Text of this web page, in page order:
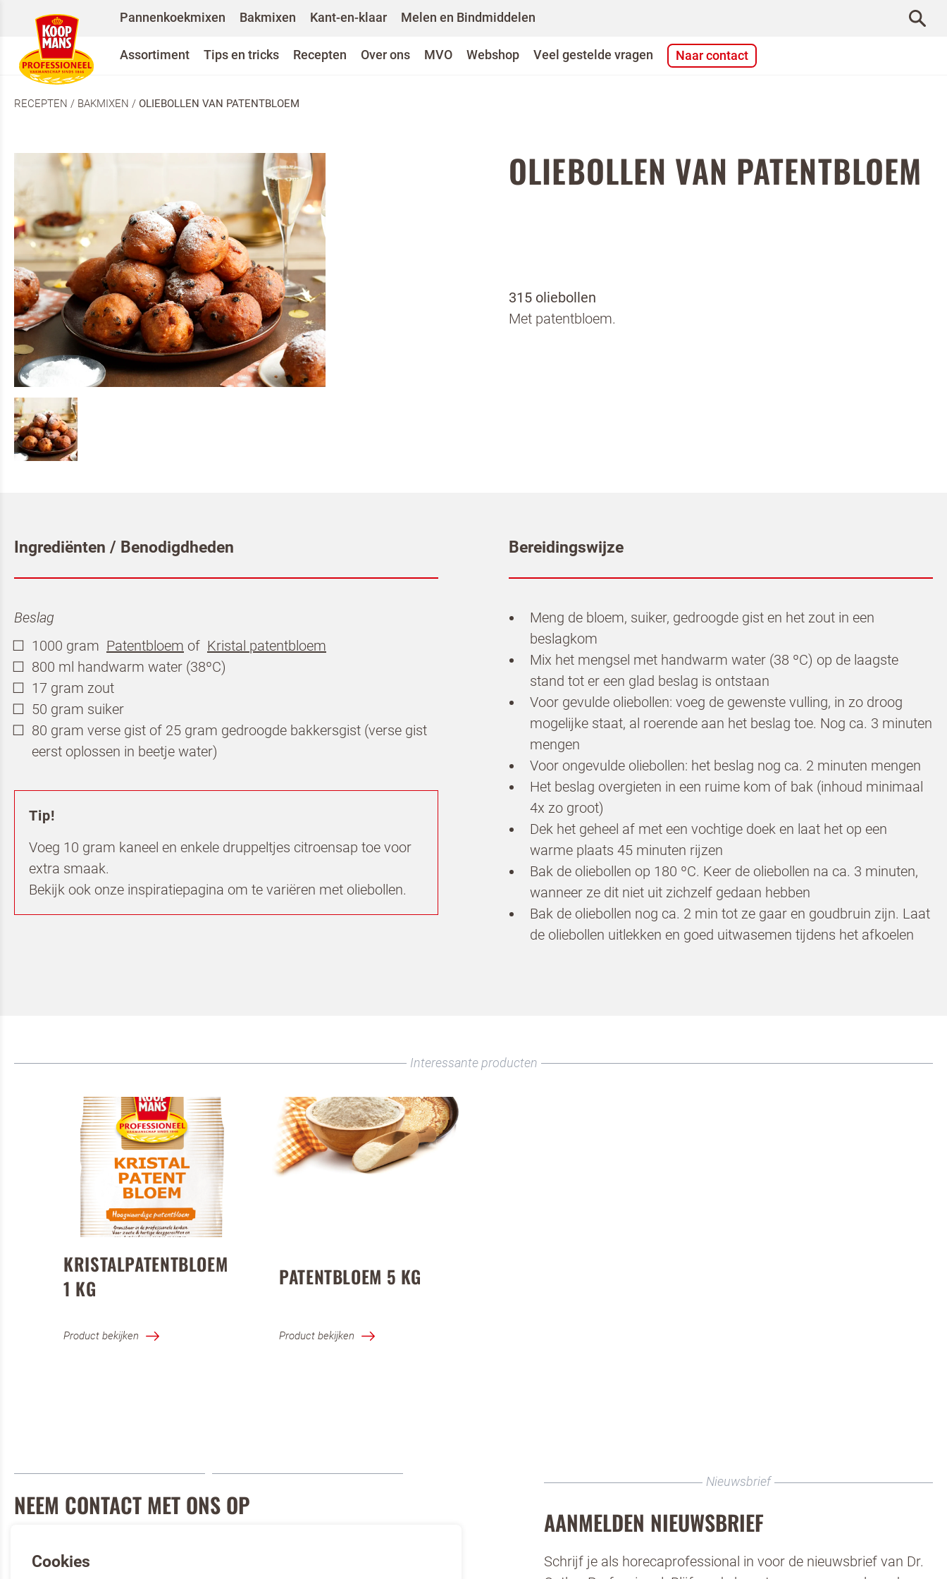
Pannenkoekmixen Bakmixen Kant-en-klaar Melen en Bindmiddelen
Assortiment Tips en tricks Recepten Over ons MVO Webshop Veel gestelde vragen Naar contact
RECEPTEN / BAKMIXEN / OLIEBOLLEN VAN PATENTBLOEM
OLIEBOLLEN VAN PATENTBLOEM
315 oliebollen
Met patentbloem.
Ingrediënten / Benodigdheden
Beslag
1000 gram Patentbloem of Kristal patentbloem
800 ml handwarm water (38ºC)
17 gram zout
50 gram suiker
80 gram verse gist of 25 gram gedroogde bakkersgist (verse gist
eerst oplossen in beetje water)
Tip!
Voeg 10 gram kaneel en enkele druppeltjes citroensap toe voor
extra smaak.
Bekijk ook onze inspiratiepagina om te variëren met oliebollen.
Bereidingswijze
Meng de bloem, suiker, gedroogde gist en het zout in een
beslagkom
Mix het mengsel met handwarm water (38 ºC) op de laagste
stand tot er een glad beslag is ontstaan
Voor gevulde oliebollen: voeg de gewenste vulling, in zo droog
mogelijke staat, al roerende aan het beslag toe. Nog ca. 3 minuten
mengen
Voor ongevulde oliebollen: het beslag nog ca. 2 minuten mengen
Het beslag overgieten in een ruime kom of bak (inhoud minimaal
4x zo groot)
Dek het geheel af met een vochtige doek en laat het op een
warme plaats 45 minuten rijzen
Bak de oliebollen op 180 ºC. Keer de oliebollen na ca. 3 minuten,
wanneer ze dit niet uit zichzelf gedaan hebben
Bak de oliebollen nog ca. 2 min tot ze gaar en goudbruin zijn. Laat
de oliebollen uitlekken en goed uitwasemen tijdens het afkoelen
Interessante producten
KRISTALPATENTBLOEM
1 KG
Product bekijken
PATENTBLOEM 5 KG
Product bekijken
NEEM CONTACT MET ONS OP
Terugbelverzoek
Om spam te bestrijden, selecteer hieronder de afbeelding van de
Door op versturen te klikken, ga je akkoord met
VERSTUREN
Nieuwsbrief
AANMELDEN NIEUWSBRIEF
Schrijf je als horecaprofessional in voor de nieuwsbrief van Dr.
Schrijf je in voor de nieuwsbrief van Dr. Oetker
Professional en Koopmans Professioneel
onze voorwaarden
Cookies